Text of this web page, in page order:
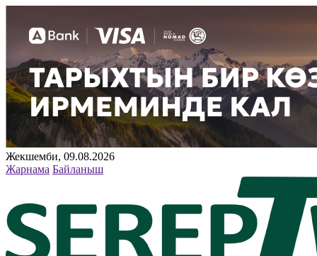
Жекшемби, 09.08.2026
Жарнама Байланыш